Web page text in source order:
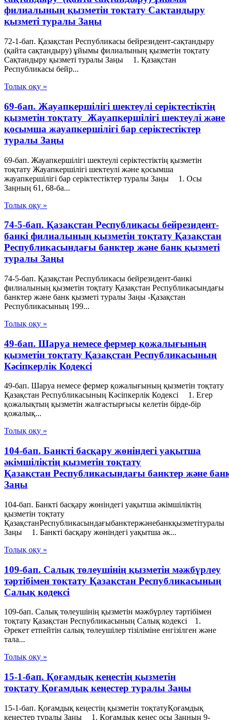
филиалының қызметін тоқтату Сақтандыру
қызметі туралы Заңы
72-1-бап. Қазақстан Республикасы бейрезидент-сақтандыру
(қайта сақтандыру) ұйымы филиалының қызметін тоқтату
Сақтандыру қызметі туралы Заңы 1. Қазақстан
Республикасы бейр...
Толық оқу »
69-бап. Жауапкершілігі шектеулі серіктестіктің
қызметін тоқтату Жауапкершілігі шектеулі және
қосымша жауапкершілігі бар серіктестіктер
туралы Заңы
69-бап. Жауапкершілігі шектеулі серіктестіктің қызметін
тоқтату Жауапкершілігі шектеулі және қосымша
жауапкершілігі бар серіктестіктер туралы Заңы 1. Осы
Заңның 61, 68-ба...
Толық оқу »
74-5-бап. Қазақстан Республикасы бейрезидент-
банкі филиалының қызметін тоқтату Қазақстан
Республикасындағы банктер және банк қызметі
туралы Заңы
74-5-бап. Қазақстан Республикасы бейрезидент-банкі
филиалының қызметін тоқтату Қазақстан Республикасындағы
банктер және банк қызметі туралы Заңы -Қазақстан
Республикасының 199...
Толық оқу »
49-бап. Шаруа немесе фермер қожалығының
қызметiн тоқтату Қазақстан Республикасының
Кәсіпкерлік Кодексі
49-бап. Шаруа немесе фермер қожалығының қызметiн тоқтату
Қазақстан Республикасының Кәсіпкерлік Кодексі 1. Егер
қожалықтың қызметiн жалғастырғысы келетiн бiрде-бiр
қожалық...
Толық оқу »
104-бап. Банкті басқару жөніндегі уақытша
әкімшіліктің қызметін тоқтату
Қазақстан Республикасындағы банктер және
Заңы
104-бап. Банкті басқару жөніндегі уақытша әкімшіліктің
қызметін тоқтату
ҚазақстанРеспубликасындағыбанктержәнебанкқызметітуралы
Заңы 1. Банкті басқару жөніндегі уақытша әк...
Толық оқу »
109-бап. Салық төлеушінің қызметін мәжбүрлеу
тәртібімен тоқтату Қазақстан Республикасының
Салық кодексі
109-бап. Салық төлеушінің қызметін мәжбүрлеу тәртібімен
тоқтату Қазақстан Республикасының Салық кодексі 1.
Әрекет етпейтін салық төлеушілер тізіліміне енгізілген және
тала...
Толық оқу »
15-1-бап. Қоғамдық кеңестің қызметін
тоқтату Қоғамдық кеңестер туралы Заңы
15-1-бап. Қоғамдық кеңестің қызметін тоқтатуҚоғамдық
кеңестер туралы Заңы 1. Қоғамдық кеңес осы Заңның 9-